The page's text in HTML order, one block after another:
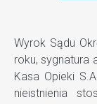
Wyrok Sądu
roku, sygnatura
Kasa Opieki
nieistnienia